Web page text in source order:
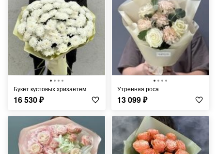
Букет кустовых хризантем
16 530₽
Утренняя роса
13 099₽